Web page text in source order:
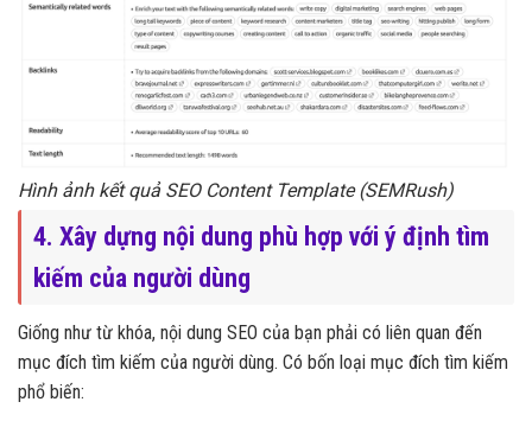
Hình ảnh kết quả SEO Content Template (SEMRush)
4. Xây dựng nội dung phù hợp với ý định tìm
kiếm của người dùng
Giống như từ khóa, nội dung SEO của bạn phải có liên quan đến
mục đích tìm kiếm của người dùng. Có bốn loại mục đích tìm kiếm
phổ biến: